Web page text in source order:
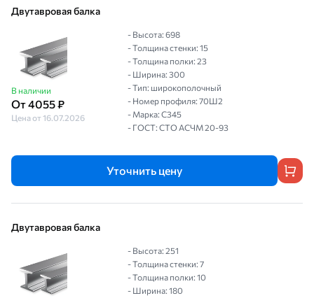
Двутавровая балка
В наличии
От 4055 ₽
Цена от 16.07.2026
- Высота: 698
- Толщина стенки: 15
- Толщина полки: 23
- Ширина: 300
- Тип: широкополочный
- Номер профиля: 70Ш2
- Марка: С345
- ГОСТ: СТО АСЧМ 20-93
Уточнить цену
Двутавровая балка
- Высота: 251
- Толщина стенки: 7
- Толщина полки: 10
- Ширина: 180